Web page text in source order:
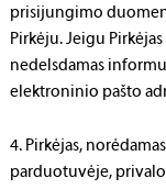
prisijungimo
Pirkėju. Jeigu
nedelsdamas
elektroninio pašto
4. Pirkėjas,
parduotuvėje,